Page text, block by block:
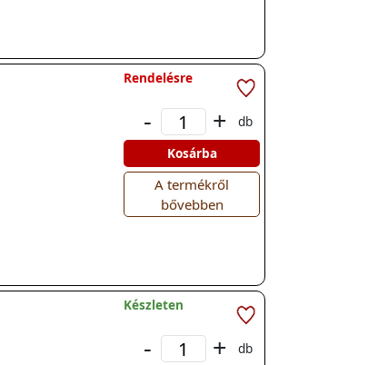
Rendelésre
- +
db
Kosárba
A termékről
bővebben
Készleten
- +
db